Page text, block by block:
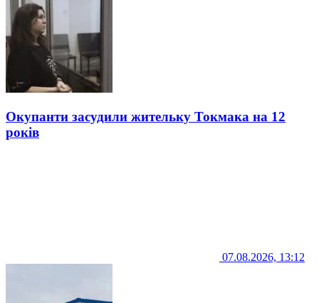
Окупанти засудили жительку Токмака на 12
років
07.08.2026, 13:12